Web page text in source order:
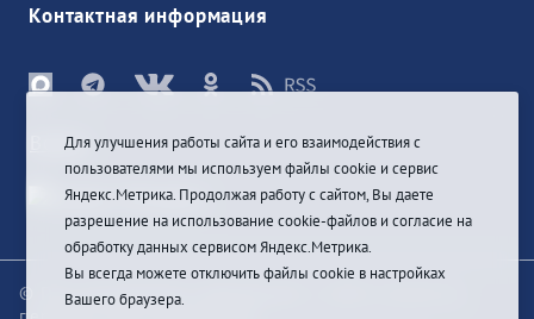
Контактная информация
Войти
© При цитировании информации с сайта ссылка на
Для улучшения работы сайта и его взаимодействия с
пользователями мы используем файлы cookie и сервис
Яндекс.Метрика. Продолжая работу с сайтом, Вы даете
разрешение на использование cookie-файлов и согласие на
обработку данных сервисом Яндекс.Метрика.
Вы всегда можете отключить файлы cookie в настройках
Вашего браузера.